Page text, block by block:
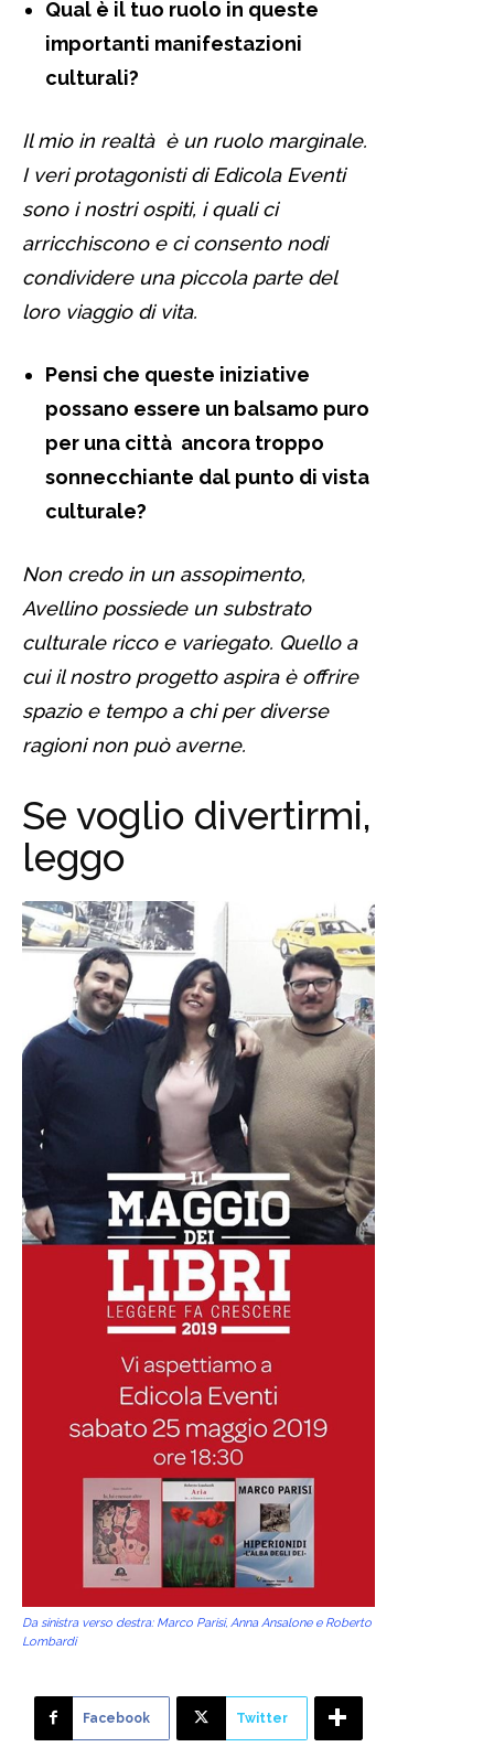
Qual è il tuo ruolo in queste
importanti manifestazioni
culturali?
Il mio in realtà è un ruolo marginale.
I veri protagonisti di Edicola Eventi
sono i nostri ospiti, i quali ci
arricchiscono e ci consento nodi
condividere una piccola parte del
loro viaggio di vita.
Pensi che queste iniziative
possano essere un balsamo puro
per una città ancora troppo
sonnecchiante dal punto di vista
culturale?
Non credo in un assopimento,
Avellino possiede un substrato
culturale ricco e variegato. Quello a
cui il nostro progetto aspira è offrire
spazio e tempo a chi per diverse
ragioni non può averne.
Se voglio divertirmi,
leggo
Da sinistra verso destra: Marco Parisi, Anna Ansalone e Roberto
Lombardi
Facebook Twitter